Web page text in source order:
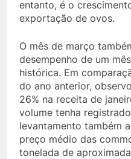
entanto, é o
exportação de ovos.
O mês de março
desempenho de um
histórica. Em
do ano anterior,
26% na receita de
volume tenha
levantamento também
preço médio das
tonelada de